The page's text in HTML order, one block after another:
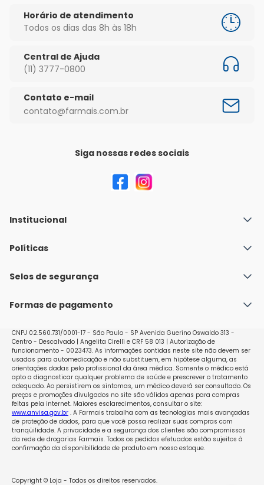
Horário de atendimento
Todos os dias das 8h às 18h
Central de Ajuda
(11) 3777-0800
Contato e-mail
contato@farmais.com.br
Siga nossas redes sociais
Institucional
Quem Somos
Nossas lojas
Políticas
Política de Envio
Políticas de Trocas e Devoluções
Selos de segurança
Formas de pagamento
CNPJ 02.560.731/0001-17 - São Paulo - SP Avenida Guerino Oswaldo 313 -
Centro - Descalvado | Angelita Cirelli e CRF 58 013 | Autorização de
funcionamento - 0023473. As informações contidas neste site não devem ser
usadas para automedicação e não substituem, em hipótese alguma, as
orientações dadas pelo profissional da área médica. Somente o médico está
apto a diagnosticar qualquer problema de saúde e prescrever o tratamento
adequado. Ao persistirem os sintomas, um médico deverá ser consultado. Os
preços e promoções divulgados no site são válidos apenas para compras
feitas pela internet. Maiores esclarecimentos, consultar o site:
www.anvisa.gov.br. A Farmais trabalha com as tecnologias mais avançadas
de proteção de dados, para que você possa realizar suas compras com
tranqüilidade. A privacidade e a segurança dos clientes são compromissos
da rede de drogarias Farmais. Todos os pedidos efetuados estão sujeitos à
confirmação da disponibilidade de produto em nosso estoque.
Copyright © Loja - Todos os direitos reservados.